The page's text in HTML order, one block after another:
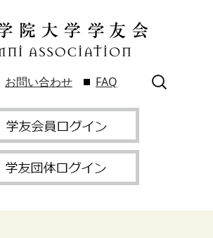
お問い合わせ FAQ
検
索: